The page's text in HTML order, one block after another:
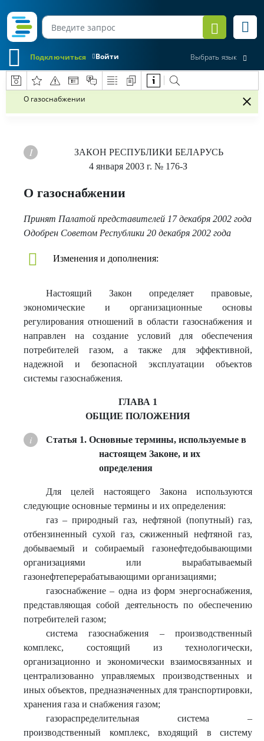
Войти
Подключиться Выбрать язык
О газоснабжении
ЗАКОН РЕСПУБЛИКИ БЕЛАРУСЬ
4 января 2003 г. № 176-З
О газоснабжении
Принят Палатой представителей 17 декабря 2002 года
Одобрен Советом Республики 20 декабря 2002 года
Изменения и дополнения:
Настоящий Закон определяет правовые,
экономические и организационные основы
регулирования отношений в области газоснабжения и
направлен на создание условий для обеспечения
потребителей газом, а также для эффективной,
надежной и безопасной эксплуатации объектов
системы газоснабжения.
ГЛАВА 1
ОБЩИЕ ПОЛОЖЕНИЯ
Статья 1. Основные термины, используемые в
настоящем Законе, и их
определения
Для целей настоящего Закона используются
следующие основные термины и их определения:
газ – природный газ, нефтяной (попутный) газ,
отбензиненный сухой газ, сжиженный нефтяной газ,
добываемый и собираемый газонефтедобывающими
организациями или вырабатываемый
газонефтеперерабатывающими организациями;
газоснабжение – одна из форм энергоснабжения,
представляющая собой деятельность по обеспечению
потребителей газом;
система газоснабжения – производственный
комплекс, состоящий из технологически,
организационно и экономически взаимосвязанных и
централизованно управляемых производственных и
иных объектов, предназначенных для транспортировки,
хранения газа и снабжения газом;
газораспределительная система –
производственный комплекс, входящий в систему